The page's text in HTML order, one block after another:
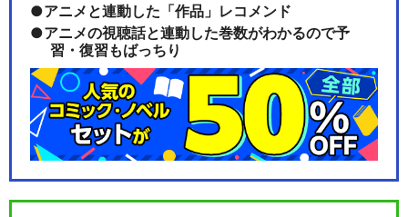
アニメと連動した「作品」レコメンド
アニメの視聴話と連動した巻数がわかるので予
習・復習もばっちり